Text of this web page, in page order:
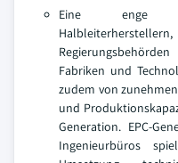
Eine enge
Fabriken und
zudem von
und
Generation. EPC-
Ingenieurbüros